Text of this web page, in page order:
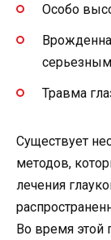
Особо
Травма
Существует
методов,
лечения
Во время этой